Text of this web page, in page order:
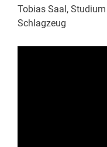
Tobias Saal,
Schlagzeug